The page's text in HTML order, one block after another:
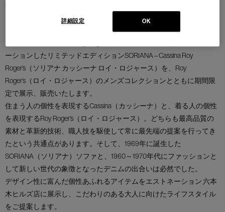
生花などギフトアイテムまで取り揃えるストアです。
このたび、その六本木ヒルズ店にて、Cassina（カッシーナ）がイタ
ーションしたリミテッドエディションSORIANA – Cassina Roy
Roger’s（ソリアナ カッシーナ ロイ・ロジャース）を、Roy
Roger’s（ロイ・ロジャース）のメンズコレクションとともに期間限
定で展示、販売いたします。
住まう人の個性を表現するCassina（カッシーナ）と、着る人の個性
を表現するRoy Roger’s（ロイ・ロジャース）。どちらも最高品質の
素材と革新的技術、職人技を駆使して常に最先端の提案を行ってき
たという共通点があります。そして、1969年に誕生した
SORIANA（ソリアナ）ソファと、1960～1970年代にファッションと
して新しい世代の象徴となったデニムの出合いは必然でした。
デザイン性に富んだ個性あふれるアイテムをエストネーション 六本
木ヒルズ店に展示し、こだわりのある大人に向けたライフスタイル
をご提案します。
OK
詳細設定